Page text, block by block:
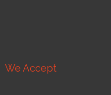
We Accept